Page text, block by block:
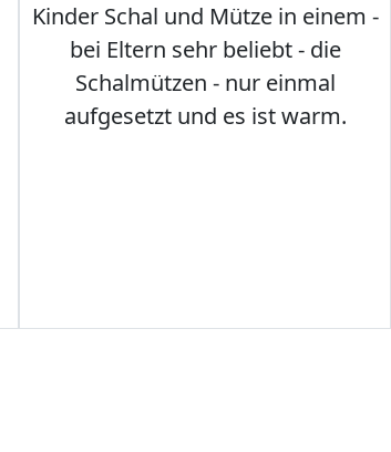
Kinder Schal und Mütze in einem -
bei Eltern sehr beliebt - die
Schalmützen - nur einmal
aufgesetzt und es ist warm.